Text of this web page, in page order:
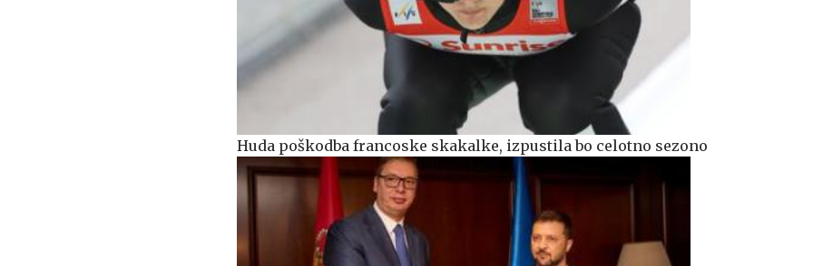
Huda poškodba francoske skakalke, izpustila bo celotno sezono